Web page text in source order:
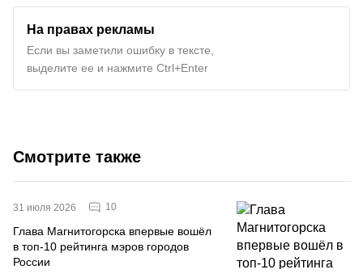
На правах рекламы
Если вы заметили ошибку в тексте,
выделите ее и нажмите Ctrl+Enter
Смотрите также
31 июля 2026 10
Глава Магнитогорска впервые вошёл
в топ-10 рейтинга мэров городов
России